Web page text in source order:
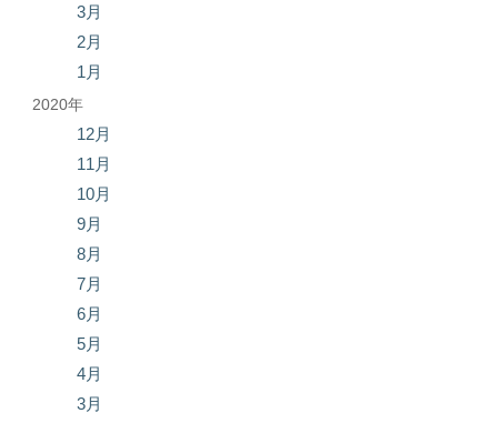
3月
2月
1月
2020年
12月
11月
10月
9月
8月
7月
6月
5月
4月
3月